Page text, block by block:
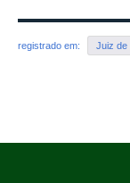
registrado em: Juiz de